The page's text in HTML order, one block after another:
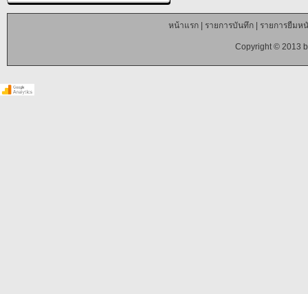
หน้าแรก| รายการบันทึก| รายการยืมห
Copyright © 2013